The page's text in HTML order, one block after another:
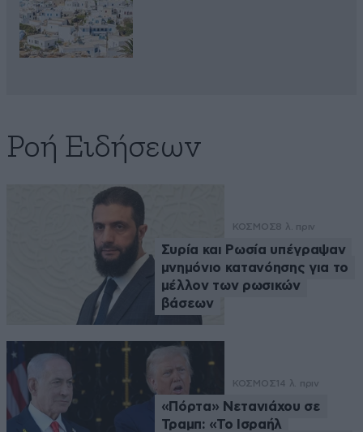
Ροή Ειδήσεων
ΚΟΣΜΟΣ8 λ. πριν
Συρία και Ρωσία υπέγραψαν
μνημόνιο κατανόησης για το
μέλλον των ρωσικών
βάσεων
ΚΟΣΜΟΣ 14 λ. πριν
«Πόρτα» Νετανιάχου σε
Τραμπ: «Το Ισραήλ